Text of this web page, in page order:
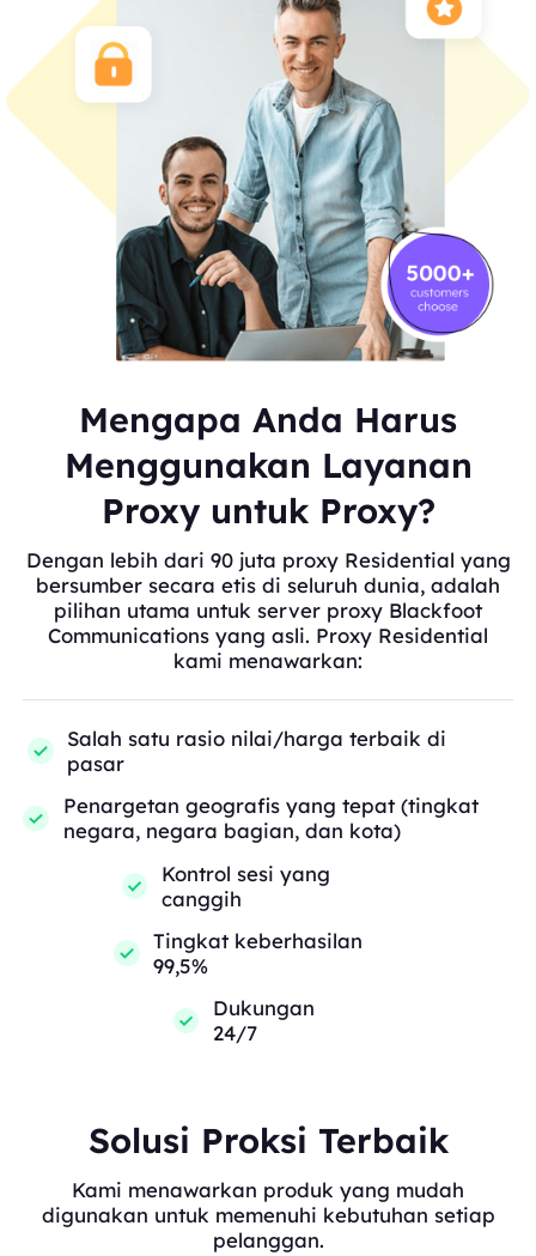
Mengapa Anda Harus
Menggunakan Layanan
Proxy untuk Proxy?
Dengan lebih dari 90 juta proxy Residential yang
bersumber secara etis di seluruh dunia, adalah
pilihan utama untuk server proxy Blackfoot
Communications yang asli. Proxy Residential
kami menawarkan:
Salah satu rasio nilai/harga terbaik di
pasar
Penargetan geografis yang tepat (tingkat
negara, negara bagian, dan kota)
Kontrol sesi yang
canggih
Tingkat keberhasilan
99,5%
Dukungan
24/7
Solusi Proksi Terbaik
Kami menawarkan produk yang mudah
digunakan untuk memenuhi kebutuhan setiap
pelanggan.